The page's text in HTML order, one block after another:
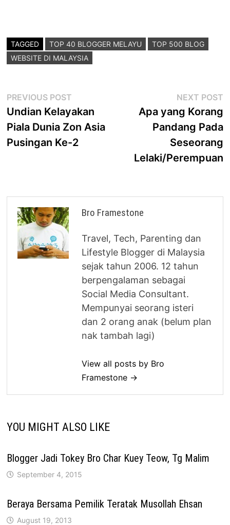
TAGGED TOP 40 BLOGGER MELAYU
TOP 500 BLOG
WEBSITE DI MALAYSIA
Post
navigation
PREVIOUS POST
post:
Undian Kelayakan
Piala Dunia Zon Asia
Pusingan Ke-2
NEXT POST
Apa yang Korang
Pandang Pada
Seseorang
Lelaki/Perempuan
Bro Framestone
Travel, Tech, Parenting dan
Lifestyle Blogger di Malaysia
sejak tahun 2006. 12 tahun
berpengalaman sebagai
Social Media Consultant.
Mempunyai seorang isteri
dan 2 orang anak (belum plan
nak tambah lagi)
View all posts by Bro
Framestone →
YOU MIGHT ALSO LIKE
Blogger Jadi Tokey Bro Char Kuey Teow, Tg Malim
September 4, 2015
Beraya Bersama Pemilik Teratak Musollah Ehsan
August 19, 2013